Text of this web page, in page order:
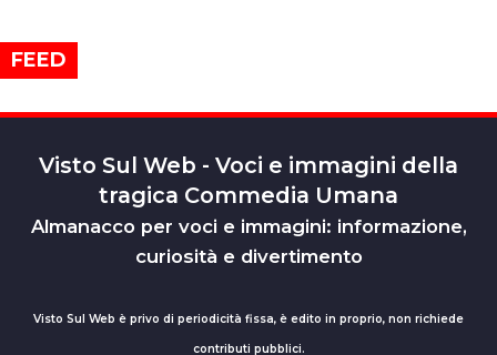
FEED
Visto Sul Web - Voci e immagini della
tragica Commedia Umana
Almanacco per voci e immagini: informazione,
curiosità e divertimento
Visto Sul Web è privo di periodicità fissa, è edito in proprio, non richiede
contributi pubblici.